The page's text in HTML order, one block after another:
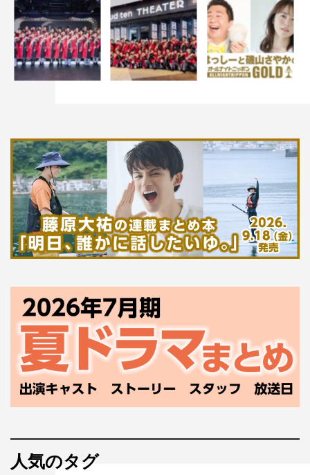
人気のタグ